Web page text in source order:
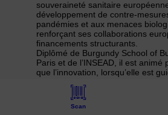
souveraineté sanitaire
développement de contre-
pandémies et aux menaces
renforçant ses collaborations
financements structurants.
Diplômé de Burgundy School of
Paris et de l’INSEAD, il est animé
que l’innovation, lorsqu’elle est
Scan